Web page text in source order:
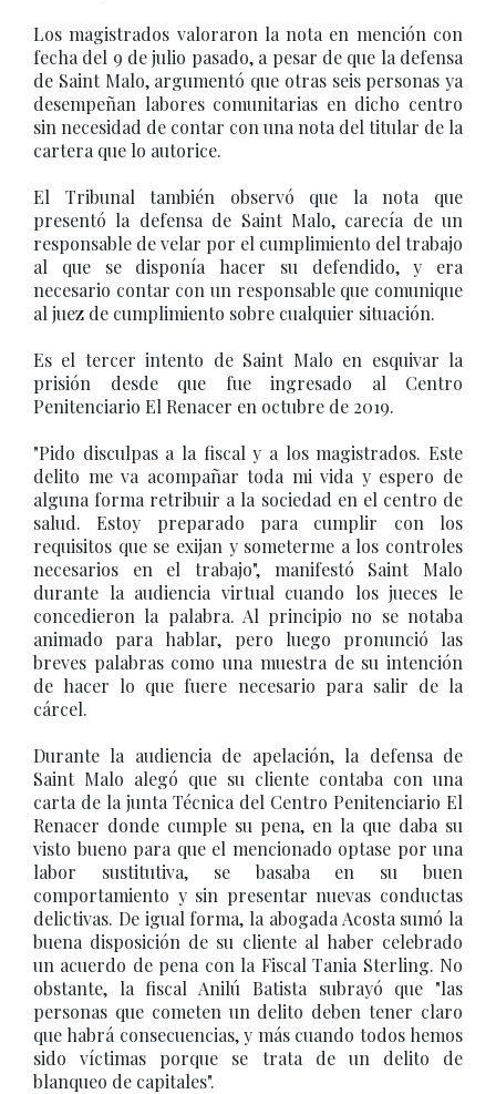
Los magistrados valoraron la nota en mención con
fecha del 9 de julio pasado, a pesar de que la defensa
de Saint Malo, argumentó que otras seis personas ya
desempeñan labores comunitarias en dicho centro
sin necesidad de contar con una nota del titular de la
cartera que lo autorice.
El Tribunal también observó que la nota que
presentó la defensa de Saint Malo, carecía de un
responsable de velar por el cumplimiento del trabajo
al que se disponía hacer su defendido, y era
necesario contar con un responsable que comunique
al juez de cumplimiento sobre cualquier situación.
Es el tercer intento de Saint Malo en esquivar la
prisión desde que fue ingresado al Centro
Penitenciario El Renacer en octubre de 2019.
"Pido disculpas a la fiscal y a los magistrados. Este
delito me va acompañar toda mi vida y espero de
alguna forma retribuir a la sociedad en el centro de
salud. Estoy preparado para cumplir con los
requisitos que se exijan y someterme a los controles
necesarios en el trabajo", manifestó Saint Malo
durante la audiencia virtual cuando los jueces le
concedieron la palabra. Al principio no se notaba
animado para hablar, pero luego pronunció las
breves palabras como una muestra de su intención
de hacer lo que fuere necesario para salir de la
cárcel.
Durante la audiencia de apelación, la defensa de
Saint Malo alegó que su cliente contaba con una
carta de la junta Técnica del Centro Penitenciario El
Renacer donde cumple su pena, en la que daba su
visto bueno para que el mencionado optase por una
labor sustitutiva, se basaba en su buen
comportamiento y sin presentar nuevas conductas
delictivas. De igual forma, la abogada Acosta sumó la
buena disposición de su cliente al haber celebrado
un acuerdo de pena con la Fiscal Tania Sterling. No
obstante, la fiscal Anilú Batista subrayó que "las
personas que cometen un delito deben tener claro
que habrá consecuencias, y más cuando todos hemos
sido víctimas porque se trata de un delito de
blanqueo de capitales".